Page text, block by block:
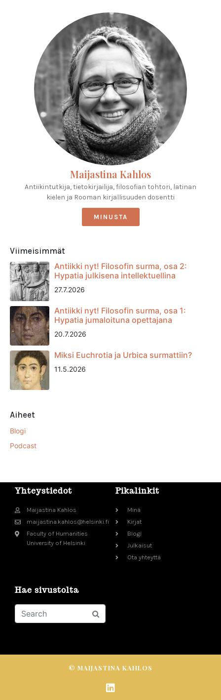
Maijastina Kahlos
Antiikintutkija, tietokirjailija, filosofian tohtori, latinan
kielen ja Rooman kirjallisuuden dosentti
MINUSTA
Viimeisimmät
Antiikki nyt! Filosofin surma, osa 2:
Hypatia julkisena intellektuellina
27.7.2026
Antiikki nyt! Filosofin surma, osa 1:
Hypatia jumaloituna opettajana
20.7.2026
Miksi Euchrotia ja Urbica surmattiin?
11.5.2026
Aiheet
Blogi
Podcast
Yhteystiedot
Maijastina Kahlos
maijastina.kahlos@helsinki.fi
Faculty of Humanities
University of Helsinki
Pikalinkit
Minä
Kirjat
Blogi
Julkaisut
Ota yhteyttä
Hae sivustolta
© MAIJASTINA KAHLOS